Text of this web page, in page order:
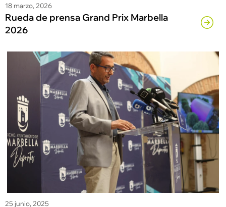
18 marzo, 2026
Rueda de prensa Grand Prix Marbella
2026
25 junio, 2025